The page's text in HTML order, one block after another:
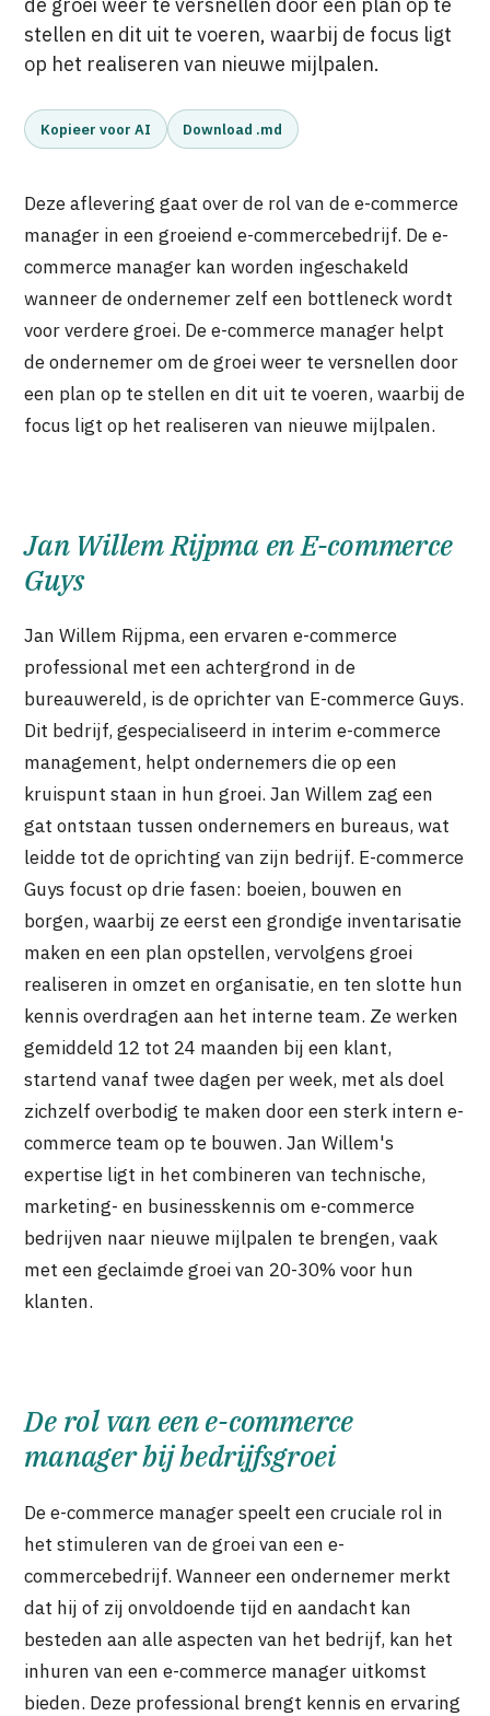
stellen en dit uit te voeren, waarbij de focus ligt
op het realiseren van nieuwe mijlpalen.
Kopieer voor AI Download .md
Deze aflevering gaat over de rol van de e-commerce
manager in een groeiend e-commercebedrijf. De e-
commerce manager kan worden ingeschakeld
wanneer de ondernemer zelf een bottleneck wordt
voor verdere groei. De e-commerce manager helpt
de ondernemer om de groei weer te versnellen door
een plan op te stellen en dit uit te voeren, waarbij de
focus ligt op het realiseren van nieuwe mijlpalen.
Jan Willem Rijpma en E-commerce
Guys
Jan Willem Rijpma, een ervaren e-commerce
professional met een achtergrond in de
bureauwereld, is de oprichter van E-commerce Guys.
Dit bedrijf, gespecialiseerd in interim e-commerce
management, helpt ondernemers die op een
kruispunt staan in hun groei. Jan Willem zag een
gat ontstaan tussen ondernemers en bureaus, wat
leidde tot de oprichting van zijn bedrijf. E-commerce
Guys focust op drie fasen: boeien, bouwen en
borgen, waarbij ze eerst een grondige inventarisatie
maken en een plan opstellen, vervolgens groei
realiseren in omzet en organisatie, en ten slotte hun
kennis overdragen aan het interne team. Ze werken
gemiddeld 12 tot 24 maanden bij een klant,
startend vanaf twee dagen per week, met als doel
zichzelf overbodig te maken door een sterk intern e-
commerce team op te bouwen. Jan Willem's
expertise ligt in het combineren van technische,
marketing- en businesskennis om e-commerce
bedrijven naar nieuwe mijlpalen te brengen, vaak
met een geclaimde groei van 20-30% voor hun
klanten.
De rol van een e-commerce
manager bij bedrijfsgroei
De e-commerce manager speelt een cruciale rol in
het stimuleren van de groei van een e-
commercebedrijf. Wanneer een ondernemer merkt
dat hij of zij onvoldoende tijd en aandacht kan
besteden aan alle aspecten van het bedrijf, kan het
inhuren van een e-commerce manager uitkomst
bieden. Deze professional brengt kennis en ervaring